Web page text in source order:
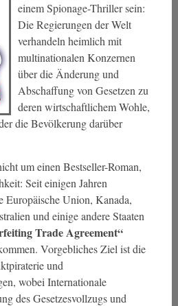
einem Spionage-Thriller sein:
Die Regierungen der Welt
verhandeln heimlich mit
multinationalen Konzernen
über die Änderung und
Abschaffung von Gesetzen zu
deren wirtschaftlichem Wohle,
die Bevölkerung darüber
um einen Bestseller-Roman,
Seit einigen Jahren
Europäische Union, Kanada,
und einige andere Staaten
Trade Agreement“
Vorgebliches Ziel ist die
und
wobei Internationale
des Gesetzesvollzugs und